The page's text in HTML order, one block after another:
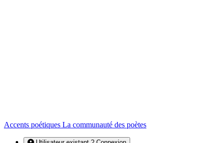
Accents poétiques La communauté des poètes